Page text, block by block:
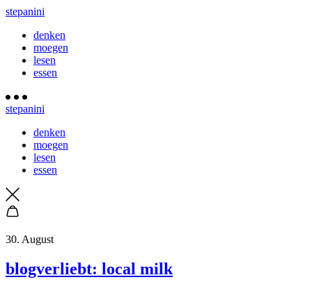
stepanini
denken
moegen
lesen
essen
stepanini
denken
moegen
lesen
essen
30. August
blogverliebt: local milk